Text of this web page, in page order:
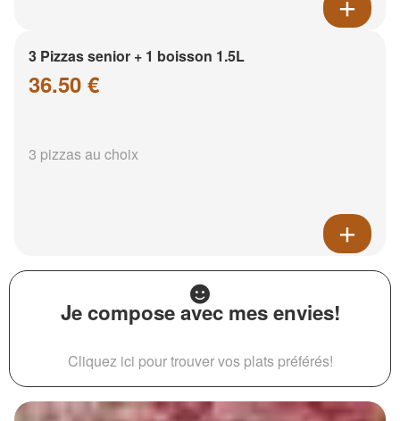
3 Pizzas senior + 1 boisson 1.5L
36.50 €
3 pizzas au choix
Je compose avec mes envies!
Cliquez ici pour trouver vos plats préférés!